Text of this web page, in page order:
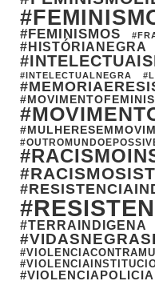
#FEMINISMOS
#HISTÓRIANEGRA
#INTELECTUALNEGRA
#TERRAINDIGENA